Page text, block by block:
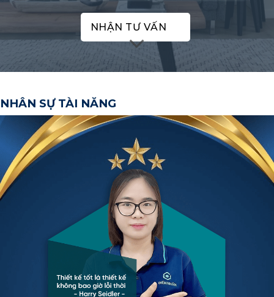
NHẬN TƯ VẤN
NHÂN SỰ TÀI NĂNG